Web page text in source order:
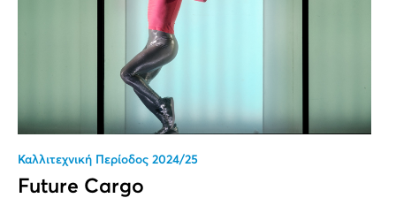
Καλλιτεχνική Περίοδος 2024/25
Future Cargo